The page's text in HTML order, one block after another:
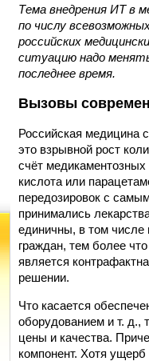
Тема внедрения ИТ в
по числу
российских
ситуацию надо
последнее время.
Вызовы
Российская медицина
это взрывной рост
счёт
кислота или
передозировок с
принимались
единичны, в том
граждан, тем более
является
решении.
Что касается
оборудованием и т. д.,
цены и качества.
компонент. Хотя